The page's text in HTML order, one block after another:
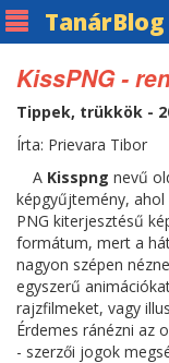
TanárBlog
KissPNG -
Tippek, trükkök -
Írta: Prievara Tibor
A Kisspng nevű
képgyűjtemény, ahol
PNG kiterjesztésű
formátum, mert a
nagyon szépen
egyszerű
rajzfilmeket, vagy
Érdemes ránézni az
- szerzői jogok